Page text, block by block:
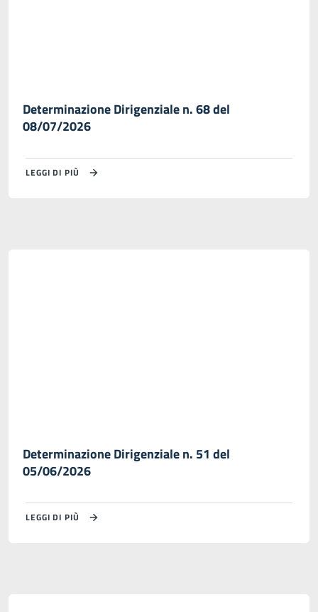
Determinazione Dirigenziale n. 68 del
08/07/2026
LEGGI DI PIÙ
Determinazione Dirigenziale n. 51 del
05/06/2026
LEGGI DI PIÙ